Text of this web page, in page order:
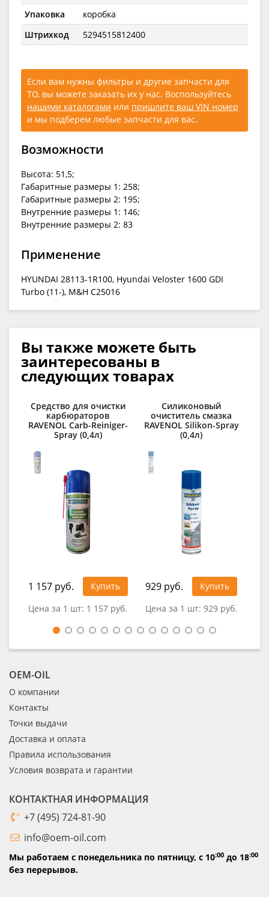
Упаковка
коробка
Штрихкод
5294515812400
Если вам нужны фильтры и другие запчасти для
ТО, вы можете заказать их у нас. Воспользуйтесь
нашими каталогами или пришлите ваш VIN номер
и мы подберем любые запчасти для вас.
Возможности
Высота: 51,5;
Габаритные размеры 1: 258;
Габаритные размеры 2: 195;
Внутренние размеры 1: 146;
Внутренние размеры 2: 83
Применение
HYUNDAI 28113-1R100, Hyundai Veloster 1600 GDI
Turbo (11-), M&H C25016
Вы также можете быть
заинтересованы в
следующих товарах
Средство для очистки
карбюраторов
RAVENOL Carb-Reiniger-
Spray (0,4л)
1 157 руб.
Купить
Цена за 1 шт: 1 157 руб.
Силиконовый
очиститель смазка
RAVENOL Silikon-Spray
(0,4л)
929 руб.
Купить
Цена за 1 шт: 929 руб.
OEM-OIL
О компании
Контакты
Точки выдачи
Доставка и оплата
Правила использования
Условия возврата и гарантии
КОНТАКТНАЯ ИНФОРМАЦИЯ
+7 (495) 724-81-90
info@oem-oil.com
Мы работаем с понедельника по пятницу, с 10:00 до 18:00
без перерывов.